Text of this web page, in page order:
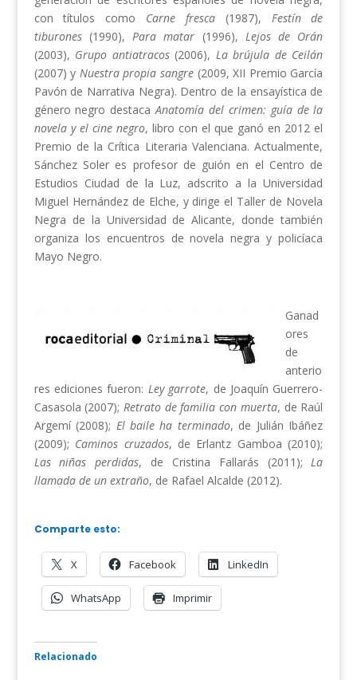
con títulos como Carne fresca(1987), Festín de
tiburones(1990),Para matar (1996), Lejos de Orán
(2003), Grupo antiatracos(2006), La brújula de Ceilán
(2007) y Nuestra propia sangre (2009, XII Premio García
Pavón de Narrativa Negra). Dentro de la ensayística de
género negro destacaAnatomía del crimen: guía de la
novela y el cine negro, libro con el que ganó en 2012 el
Premio de la Crítica Literaria Valenciana. Actualmente,
Sánchez Soler es profesor de guión en el Centro de
Estudios Ciudad de la Luz, adscrito a la Universidad
Miguel Hernández de Elche, y dirige el Taller de Novela
Negra de la Universidad de Alicante, donde también
organiza los encuentros de novela negra y policíaca
Mayo Negro.
Ganad
ores
de
anterio
res ediciones fueron: Ley garrote, de Joaquín Guerrero-
Casasola (2007);Retrato de familia con muerta, de Raúl
Argemí (2008); El baile ha terminado, de Julián Ibáñez
(2009); Caminos cruzados, de Erlantz Gamboa (2010);
Las niñas perdidas, de Cristina Fallarás (2011);La
llamada de un extraño, de Rafael Alcalde (2012).
Comparte esto:
X Facebook LinkedIn
WhatsApp Imprimir
Relacionado